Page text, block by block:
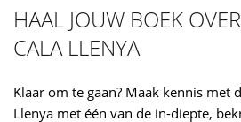
HAAL JOUW BOEK OVER
CALA LLENYA
Klaar om te gaan? Maak kennis met
Llenya met één van de in-diepte,